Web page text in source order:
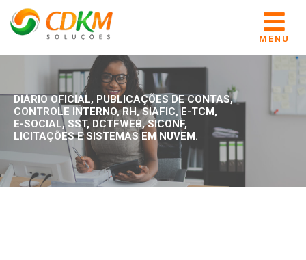
MENU
DIÁRIO OFICIAL, PUBLICAÇÕES DE CONTAS,
CONTROLE INTERNO, RH, SIAFIC, E-TCM,
E-SOCIAL, SST, DCTFWEB, SICONF,
LICITAÇÕES E SISTEMAS EM NUVEM.